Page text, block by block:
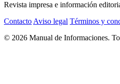
Revista impresa e información
Contacto Aviso legal Términos y
© 2026 Manual de Informaciones.